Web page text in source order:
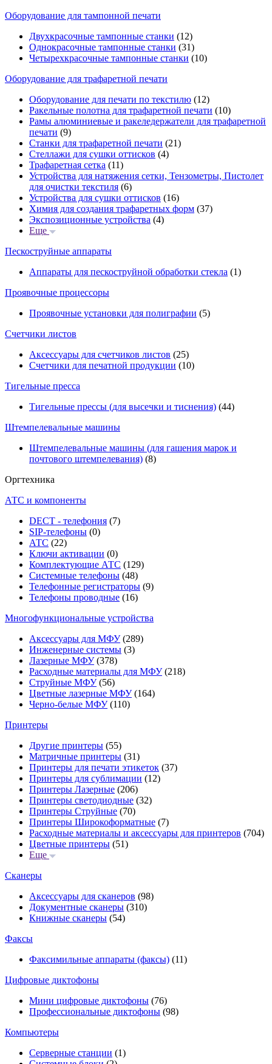
Оборудование для тампонной печати
Двухкрасочные тампонные станки (12)
Однокрасочные тампонные станки (31)
Четырехкрасочные тампонные станки (10)
Оборудование для трафаретной печати
Оборудование для печати по текстилю (12)
Ракельные полотна для трафаретной печати (10)
Рамы алюминиевые и ракеледержатели для трафаретной
печати (9)
Станки для трафаретной печати (21)
Стеллажи для сушки оттисков (4)
Трафаретная сетка (11)
Устройства для натяжения сетки, Тензометры, Пистолет
для очистки текстиля (6)
Устройства для сушки оттисков (16)
Химия для создания трафаретных форм (37)
Экспозиционные устройства (4)
Еще
Пескоструйные аппараты
Аппараты для пескоструйной обработки стекла (1)
Проявочные процессоры
Проявочные установки для полиграфии (5)
Счетчики листов
Аксессуары для счетчиков листов (25)
Счетчики для печатной продукции (10)
Тигельные пресса
Тигельные прессы (для высечки и тиснения) (44)
Штемпелевальные машины
Штемпелевальные машины (для гашения марок и
почтового штемпелевания) (8)
Оргтехника
АТС и компоненты
DECT - телефония (7)
SIP-телефоны (0)
АТС (22)
Ключи активации (0)
Комплектующие АТС (129)
Системные телефоны (48)
Телефонные регистраторы (9)
Телефоны проводные (16)
Многофункциональные устройства
Аксессуары для МФУ(289)
Инженерные системы (3)
Лазерные МФУ(378)
Расходные материалы для МФУ(218)
Струйные МФУ(56)
Цветные лазерные МФУ(164)
Черно-белые МФУ(110)
Принтеры
Другие принтеры (55)
Матричные принтеры (31)
Принтеры для печати этикеток (37)
Принтеры для сублимации (12)
Принтеры Лазерные (206)
Принтеры светодиодные (32)
Принтеры Струйные (70)
Принтеры Широкоформатные (7)
Расходные материалы и аксессуары для принтеров (704)
Цветные принтеры (51)
Еще
Сканеры
Аксессуары для сканеров (98)
Документные сканеры (310)
Книжные сканеры (54)
Факсы
Факсимильные аппараты (факсы) (11)
Цифровые диктофоны
Мини цифровые диктофоны (76)
Профессиональные диктофоны (98)
Компьютеры
Серверные станции (1)